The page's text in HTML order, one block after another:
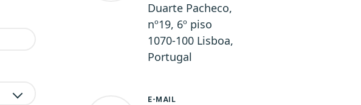
Duarte Pacheco,
nº19, 6º piso
1070-100 Lisboa,
Portugal
E-MAIL